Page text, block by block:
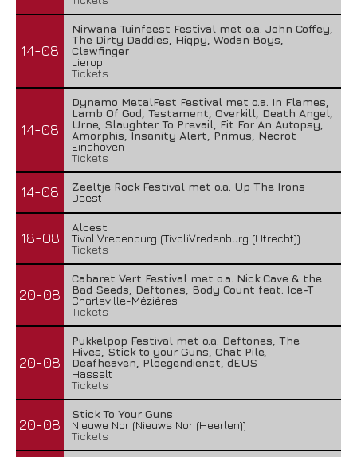
14-08
Nirwana Tuinfeest Festival met o.a. John Coffey,
The Dirty Daddies, Hiqpy, Wodan Boys,
Clawfinger
Lierop
Tickets
14-08
Dynamo MetalFest Festival met o.a. In Flames,
Lamb Of God, Testament, Overkill, Death Angel,
Urne, Slaughter To Prevail, Fit For An Autopsy,
Amorphis, Insanity Alert, Primus, Necrot
Eindhoven
Tickets
14-08
Zeeltje Rock Festival met o.a. Up The Irons
Deest
18-08
Alcest
TivoliVredenburg (TivoliVredenburg (Utrecht))
Tickets
20-08
Cabaret Vert Festival met o.a. Nick Cave & the
Bad Seeds, Deftones, Body Count feat. Ice-T
Charleville-Mézières
Tickets
20-08
Pukkelpop Festival met o.a. Deftones, The
Hives, Stick to your Guns, Chat Pile,
Deafheaven, Ploegendienst, dEUS
Hasselt
Tickets
20-08
Stick To Your Guns
Nieuwe Nor (Nieuwe Nor (Heerlen))
Tickets